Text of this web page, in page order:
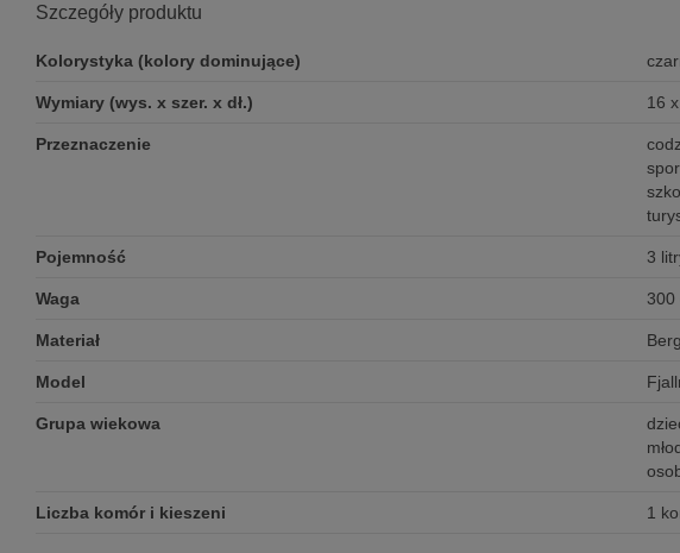
Szczegóły produktu
Kolorystyka (kolory dominujące)
Wymiary (wys. x szer. x dł.) 16
Przeznaczenie
Pojemność 3
Waga 300
Materiał
Model
Grupa wiekowa
Liczba komór i kieszeni 1